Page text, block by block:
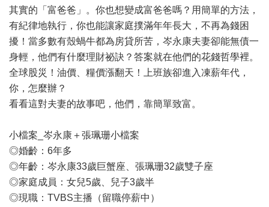
其實的「富爸爸」。你也想變成富爸爸嗎？用簡單的方法，
有紀律地執行，你也能讓家庭撲滿年年長大，不再為錢困
擾！當多數有殼蝸牛都為房貸所苦，岑永康夫妻卻能無債一
身輕，他們有什麼理財祕訣？答案就在他們的花錢哲學裡。
全球股災！油價、糧價漲翻天！上班族卻進入凍薪年代，
你，怎麼辦？
看看這對夫妻的故事吧，他們，靠簡單致富。
小檔案_岑永康＋張珮珊小檔案
◎婚齡：6年多
◎年齡：岑永康33歲巨蟹座、張珮珊32歲雙子座
◎家庭成員：女兒5歲、兒子3歲半
◎現職：TVBS主播（留職停薪中）